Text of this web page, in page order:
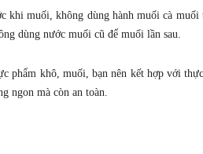
khi muối, không dùng hành muối cà
dùng nước muối cũ để muối lần sau.
phẩm khô, muối, bạn nên kết hợp với
ngon mà còn an toàn.